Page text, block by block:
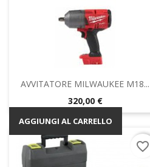
AVVITATORE MILWAUKEE M18...
Prezzo
320,00 €
AGGIUNGI AL CARRELLO
favorite_border